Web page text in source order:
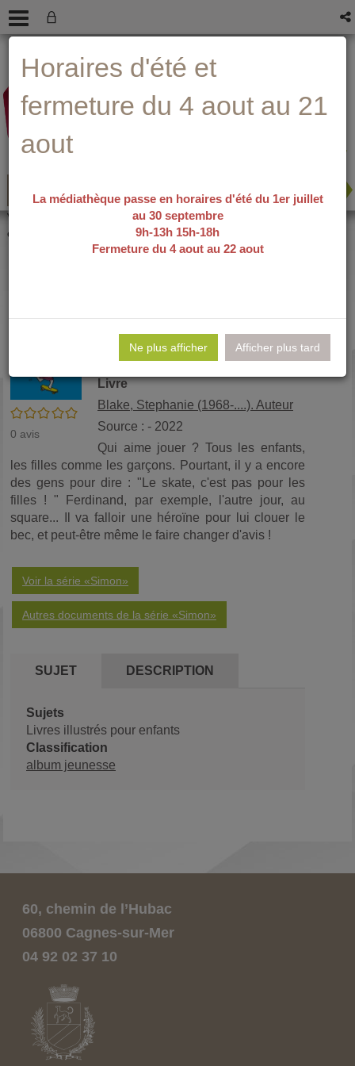
menu
contenu
recherche
Vous êtes ici :
Détail du
document
/5
0 avis
SuperLou /
Stephanie Blake
Livre
Blake, Stephanie (1968-....). Auteur
Source : - 2022
Qui aime jouer ? Tous les enfants,
les filles comme les garçons. Pourtant, il y a encore
des gens pour dire : "Le skate, c'est pas pour les
filles ! " Ferdinand, par exemple, l'autre jour, au
square... Il va falloir une héroïne pour lui clouer le
bec, et peut-être même le faire changer d'avis !
Voir la série «Simon»
Autres documents de la série «Simon»
SUJET DESCRIPTION
Sujets
Livres illustrés pour enfants
Classification
album jeunesse
Horaires d'été et
fermeture du 4 aout au 21
aout
La médiathèque passe en horaires d'été du 1er juillet
au 30 septembre
9h-13h 15h-18h
Fermeture du 4 aout au 22 aout
Ne plus afficher Afficher plus tard
60, chemin de l’Hubac
06800 Cagnes-sur-Mer
04 92 02 37 10